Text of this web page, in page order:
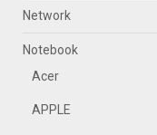
Network
Notebook
Acer
APPLE